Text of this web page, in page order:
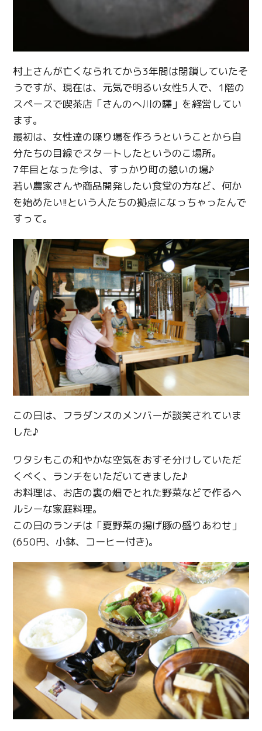
村上さんが亡くなられてから3年間は閉鎖していたそ
うですが、現在は、元気で明るい女性5人で、1階の
スペースで喫茶店「さんのへ川の驛」を経営してい
ます。
最初は、女性達の喋り場を作ろうということから自
分たちの目線でスタートしたというのこ場所。
7年目となった今は、すっかり町の憩いの場♪
若い農家さんや商品開発したい食堂の方など、何か
を始めたい!!という人たちの拠点になっちゃったんで
すって。
この日は、フラダンスのメンバーが談笑されていま
した♪
ワタシもこの和やかな空気をおすそ分けしていただ
くべく、ランチをいただいてきました♪
お料理は、お店の裏の畑でとれた野菜などで作るヘ
ルシーな家庭料理。
この日のランチは「夏野菜の揚げ豚の盛りあわせ」
(650円、小鉢、コーヒー付き)。